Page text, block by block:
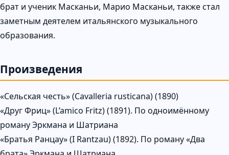
брат и ученик Масканьи, Марио Масканьи, также стал
заметным деятелем итальянского музыкального
образования.
Произведения
«Сельская честь» (Cavalleria rusticana) (1890)
«Друг Фриц» (L’amico Fritz) (1891). По одноимённому
роману Эркмана и Шатриана
«Братья Ранцау» (I Rantzau) (1892). По роману «Два